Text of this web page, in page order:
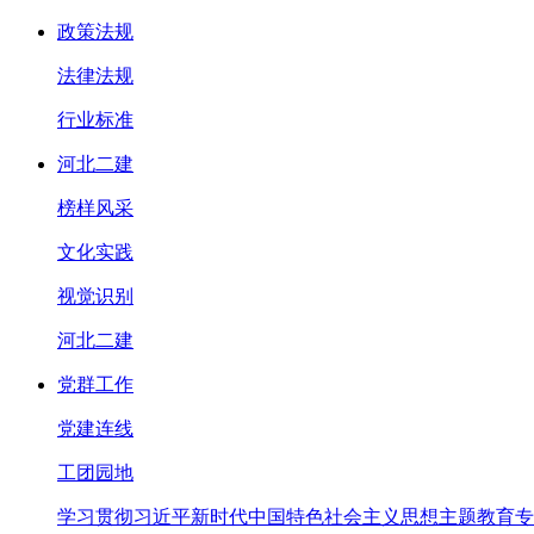
政策法规
法律法规
行业标准
河北二建
榜样风采
文化实践
视觉识别
河北二建
党群工作
党建连线
工团园地
学习贯彻习近平新时代中国特色社会主义思想主题教育